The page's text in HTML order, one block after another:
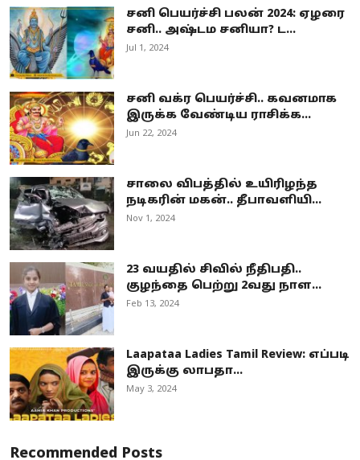
சனி பெயர்ச்சி பலன் 2024: ஏழரை
சனி.. அஷ்டம சனியா? ட...
Jul 1, 2024
சனி வக்ர பெயர்ச்சி.. கவனமாக
இருக்க வேண்டிய ராசிக்க...
Jun 22, 2024
சாலை விபத்தில் உயிரிழந்த
நடிகரின் மகன்.. தீபாவளியி...
Nov 1, 2024
23 வயதில் சிவில் நீதிபதி..
குழந்தை பெற்று 2வது நாள...
Feb 13, 2024
Laapataa Ladies Tamil Review: எப்படி
இருக்கு லாபதா...
May 3, 2024
Recommended Posts